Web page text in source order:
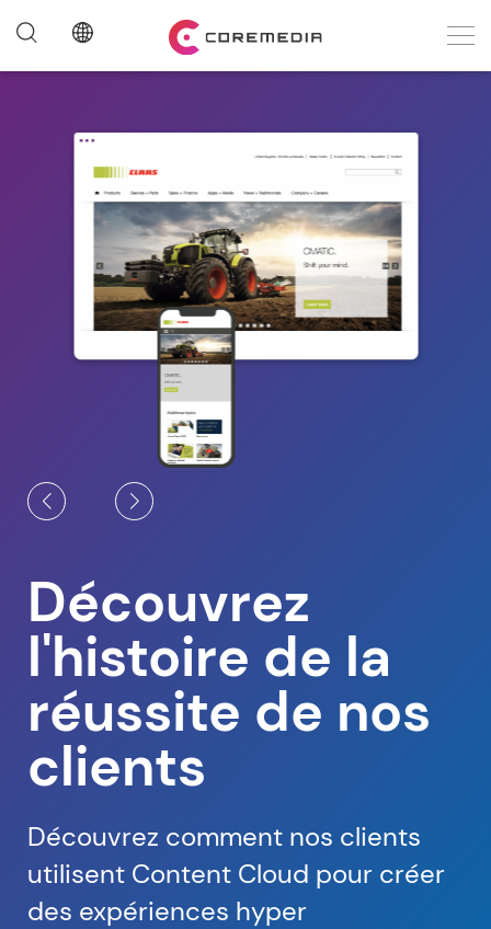
Découvrez
l'histoire de la
réussite de nos
clients
Découvrez comment nos clients
utilisent Content Cloud pour créer
des expériences hyper